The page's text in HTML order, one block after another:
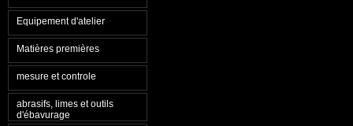
Equipement d'atelier
Matières premières
mesure et controle
abrasifs, limes et outils
d'ébavurage